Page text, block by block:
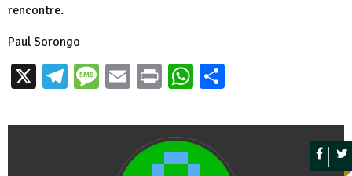
rencontre.
Paul Sorongo
X Telegram
Message
EmailPrintWhatsApp